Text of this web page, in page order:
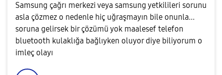
Samsung çağrı merkezi veya samsung yetkilileri sorunu
asla çözmez o nedenle hiç uğraşmayın bile onunla...
soruna gelirsek bir çözümü yok maalesef telefon
bluetooth kulaklığa bağlıyken oluyor diye biliyorum o
imleç olayı